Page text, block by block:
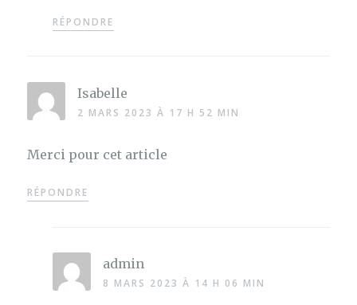
RÉPONDRE
Isabelle
2 MARS 2023 À 17 H 52 MIN
Merci pour cet article
RÉPONDRE
admin
8 MARS 2023 À 14 H 06 MIN